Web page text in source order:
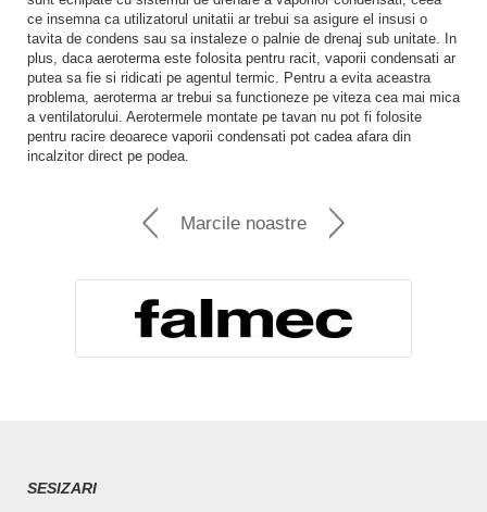
ce insemna ca utilizatorul unitatii ar trebui sa asigure el insusi o
tavita de condens sau sa instaleze o palnie de drenaj sub unitate. In
plus, daca aeroterma este folosita pentru racit, vaporii condensati ar
putea sa fie si ridicati pe agentul termic. Pentru a evita aceastra
problema, aeroterma ar trebui sa functioneze pe viteza cea mai mica
a ventilatorului. Aerotermele montate pe tavan nu pot fi folosite
pentru racire deoarece vaporii condensati pot cadea afara din
incalzitor direct pe podea.
Marcile noastre
SESIZARI